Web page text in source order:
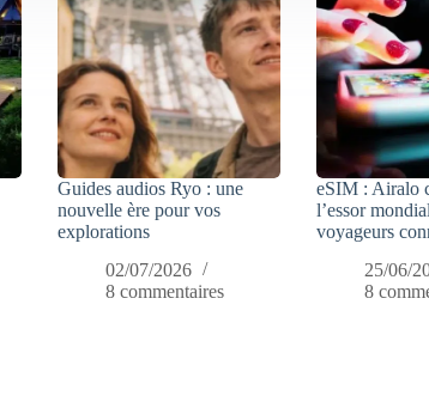
Guides audios Ryo : une
nouvelle ère pour vos
explorations
02/07/2026
8 commentaires
eSIM : Airalo
l’essor
voyageurs
25/06/
8